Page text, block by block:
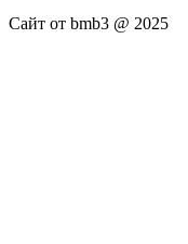
Сайт от bmb3 @ 2025